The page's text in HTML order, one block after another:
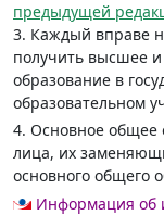
предыдущей
3. Каждый вправе
получить высшее
образование в
образовательном
4. Основное общее
лица, их
основного общего
Информация об